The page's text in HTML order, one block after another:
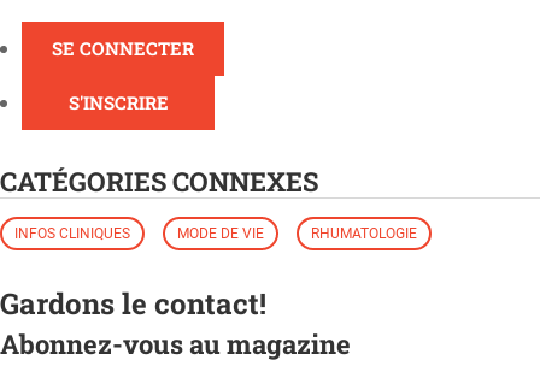
SE CONNECTER
S'INSCRIRE
CATÉGORIES CONNEXES
INFOS CLINIQUES MODE DE VIE RHUMATOLOGIE
Gardons le contact!
Abonnez-vous au magazine